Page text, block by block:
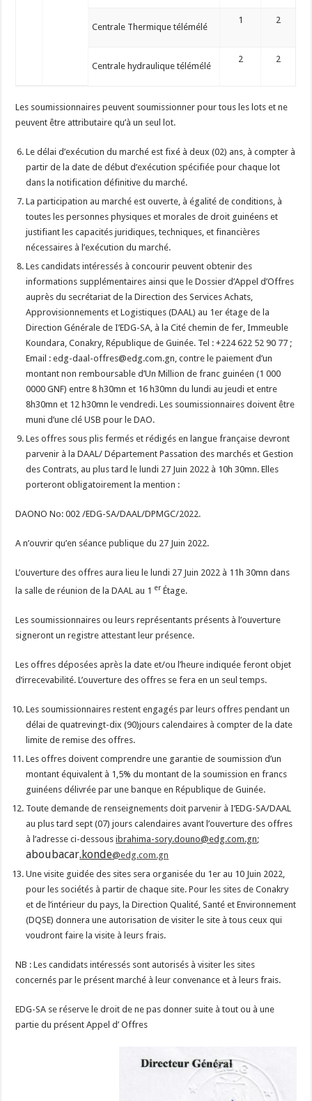
Centrale Thermique télémélé
1 2
Centrale hydraulique télémélé
2 2
Les soumissionnaires peuvent soumissionner pour tous les lots et ne
peuvent être attributaire qu’à un seul lot.
Le délai d’exécution du marché est fixé à deux (02) ans, à compter à
partir de la date de début d’exécution spécifiée pour chaque lot
dans la notification définitive du marché.
La participation au marché est ouverte, à égalité de conditions, à
toutes les personnes physiques et morales de droit guinéens et
justifiant les capacités juridiques, techniques, et financières
nécessaires à l’exécution du marché.
Les candidats intéressés à concourir peuvent obtenir des
informations supplémentaires ainsi que le Dossier d’Appel d’Offres
auprès du secrétariat de la Direction des Services Achats,
Approvisionnements et Logistiques (DAAL) au 1er étage de la
Direction Générale de I’EDG-SA, à la Cité chemin de fer, Immeuble
Koundara, Conakry, République de Guinée. Tel : +224 622 52 90 77 ;
Email : edg-daal-offres@edg.com.gn, contre le paiement d’un
montant non remboursable d’Un Million de franc guinéen (1 000
0000 GNF) entre 8 h30mn et 16 h30mn du lundi au jeudi et entre
8h30mn et 12 h30mn le vendredi. Les soumissionnaires doivent être
muni d’une clé USB pour le DAO.
Les offres sous plis fermés et rédigés en langue française devront
parvenir à la DAAL/ Département Passation des marchés et Gestion
des Contrats, au plus tard le lundi 27 Juin 2022 à 10h 30mn. Elles
porteront obligatoirement la mention :
DAONO No: 002 /EDG-SA/DAAL/DPMGC/2022.
A n’ouvrir qu’en séance publique du 27 Juin 2022.
L’ouverture des offres aura lieu le lundi 27 Juin 2022 à 11h 30mn dans
la salle de réunion de la DAAL au 1 erÉtage.
Les soumissionnaires ou leurs représentants présents à l’ouverture
signeront un registre attestant leur présence.
Les offres déposées après la date et/ou l’heure indiquée feront objet
d’irrecevabilité. L’ouverture des offres se fera en un seul temps.
Les soumissionnaires restent engagés par leurs offres pendant un
délai de quatrevingt-dix (90)jours calendaires à compter de la date
limite de remise des offres.
Les offres doivent comprendre une garantie de soumission d’un
montant équivalent à 1,5% du montant de la soumission en francs
guinéens délivrée par une banque en République de Guinée.
Toute demande de renseignements doit parvenir à I’EDG-SA/DAAL
au plus tard sept (07) jours calendaires avant l’ouverture des offres
à l’adresse ci-dessousibrahima-sory.douno@edg.com.gn;
aboubacar.konde@edg.com.gn
Une visite guidée des sites sera organisée du 1er au 10 Juin 2022,
pour les sociétés à partir de chaque site. Pour les sites de Conakry
et de l’intérieur du pays, la Direction Qualité, Santé et Environnement
(DQSE) donnera une autorisation de visiter le site à tous ceux qui
voudront faire la visite à leurs frais.
NB : Les candidats intéressés sont autorisés à visiter les sites
concernés par le présent marché à leur convenance et à leurs frais.
EDG-SA se réserve le droit de ne pas donner suite à tout ou à une
partie du présent Appel d’ Offres